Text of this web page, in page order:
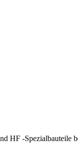
HF -Spezialbauteile